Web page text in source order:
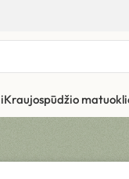
Kraujospūdžio